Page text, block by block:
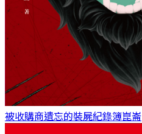
被收購商遺忘的裝屍紀錄簿崑崙